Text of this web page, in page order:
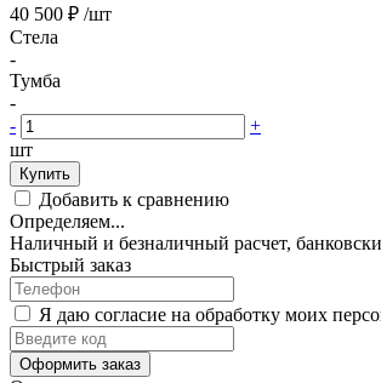
40 500 ₽ /шт
Стела
-
Тумба
-
-
+
шт
Купить
Добавить к сравнению
Определяем...
Наличный и безналичный расчет,
Быстрый заказ
Я даю согласие на обработку моих
Оформить заказ